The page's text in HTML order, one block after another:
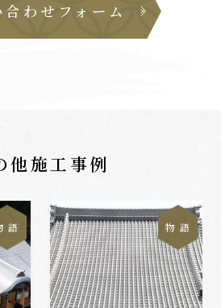
合わせフォーム
他施工事例
語 物 語